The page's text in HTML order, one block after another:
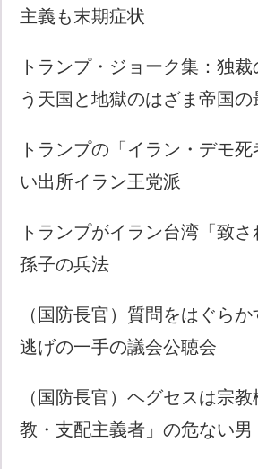
主義も末期症状
トランプ・ジョーク集：独
う天国と地獄のはざま帝国の
トランプの「イラン・デモ
い出所イラン王党派
トランプがイラン台湾「致
孫子の兵法
（国防長官）質問をはぐら
逃げの一手の議会公聴会
（国防長官）ヘグセスは宗
教・支配主義者」の危ない男